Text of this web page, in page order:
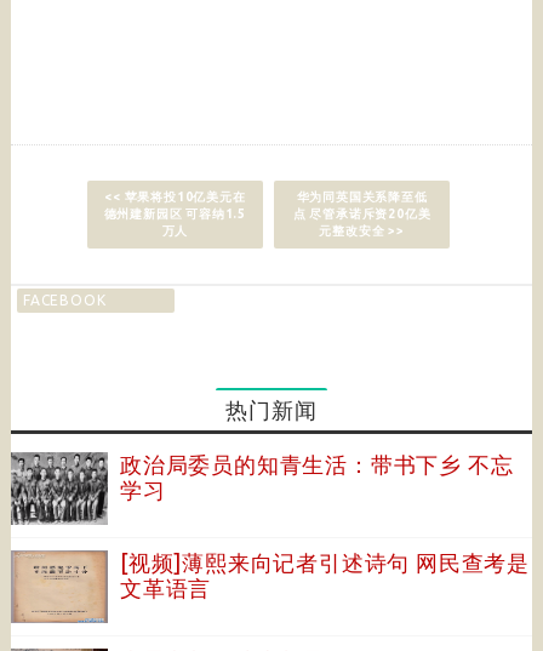
<< 苹果将投10亿美元在
德州建新园区 可容纳1.5
万人
华为同英国关系降至低
点 尽管承诺斥资20亿美
元整改安全 >>
FACEBOOK
热门新闻
政治局委员的知青生活：带书下乡 不忘
学习
[视频]薄熙来向记者引述诗句 网民查考是
文革语言